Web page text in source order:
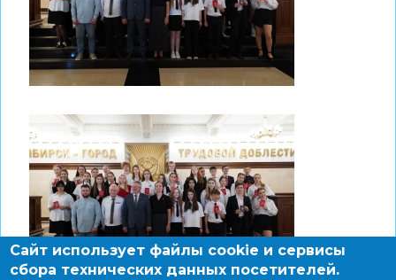
Сайт использует файлы cookie и сервисы
сбора технических данных посетителей.